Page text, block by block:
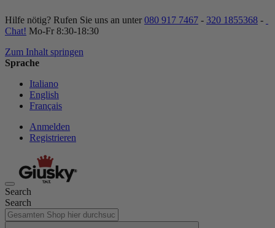
Hilfe nötig? Rufen Sie uns an unter 080 917 7467 - 320 1855368 -
Chat! Mo-Fr 8:30-18:30
Zum Inhalt springen
Sprache
Italiano
English
Français
Anmelden
Registrieren
Search
Search